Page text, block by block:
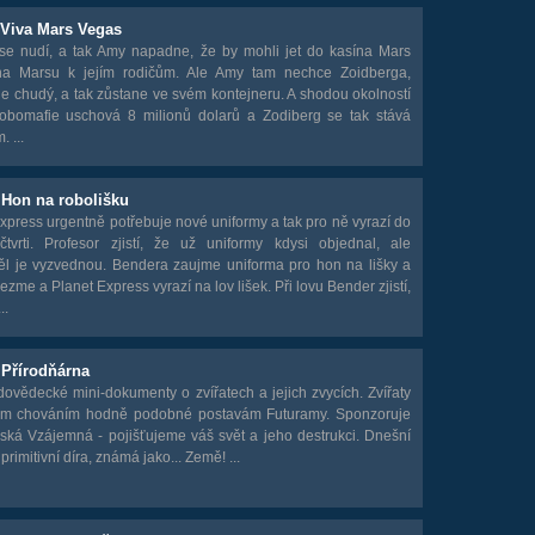
Mars Vegas
nudí, a tak Amy napadne, že by mohli jet do kasína Mars
Marsu k jejím rodičům. Ale Amy tam nechce Zoidberga,
chudý, a tak zůstane ve svém kontejneru. A shodou okolností
uschová 8 milionů dolarů a Zodiberg se tak stává
...
Hon na robolišku
urgentně potřebuje nové uniformy a tak pro ně vyrazí do
Profesor zjistí, že už uniformy kdysi objednal, ale
je vyzvednou. Bendera zaujme uniforma pro hon na lišky a
a Planet Express vyrazí na lov lišek. Při lovu Bender zjistí,
Přírodňárna
mini-dokumenty o zvířatech a jejich zvycích. Zvířaty
chováním hodně podobné postavám Futuramy. Sponzoruje
Vzájemná - pojišťujeme váš svět a jeho destrukci. Dnešní
díra, známá jako... Země! ...